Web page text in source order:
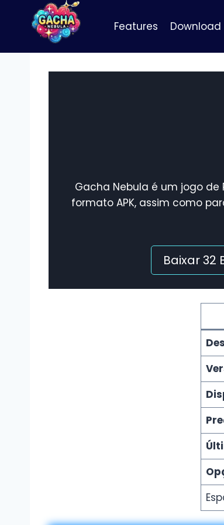
Conteúdo
Features Download
Gacha Nebula é um jogo
formato APK, assim como
Baixar 32